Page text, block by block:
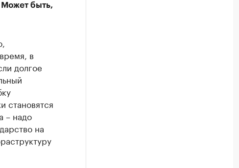
Может быть,
в
долгое
становятся
– надо
на